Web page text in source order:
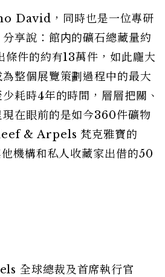
David，同時也是一位專研
享說：館内的礦石總藏量約
件的約有13萬件，如此龐大
整個展覽策劃過程中的最大
耗時4年的時間，層層把關、
在眼前的是如今360件礦物
& Arpels 梵克雅寶的
機構和私人收藏家出借的50
全球總裁及首席執行官